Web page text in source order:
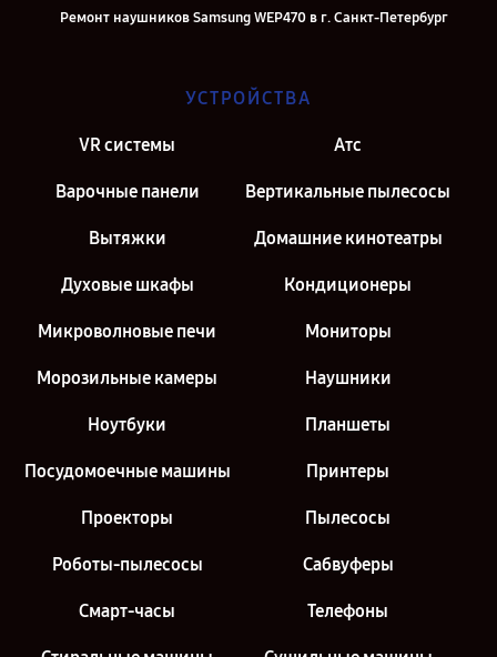
Ремонт наушников Samsung WEP470 в г. Санкт-Петербург
УСТРОЙСТВА
VR системы Атс
Варочные панели Вертикальные пылесосы
Вытяжки Домашние кинотеатры
Духовые шкафы Кондиционеры
Микроволновые печи Мониторы
Морозильные камеры Наушники
Ноутбуки Планшеты
Посудомоечные машины Принтеры
Проекторы Пылесосы
Роботы-пылесосы Сабвуферы
Смарт-часы Телефоны